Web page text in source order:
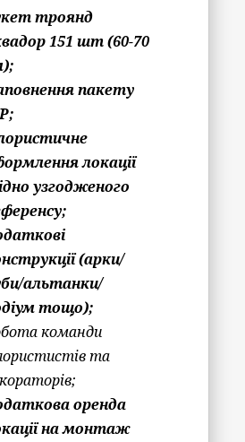
троянд
151 шт (60-70
пакету
локації
узгодженого
(арки/
альтанки/
тощо);
команди
та
оренда
на монтаж